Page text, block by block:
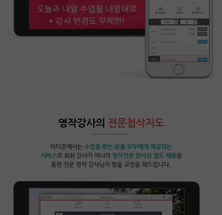
영작강사의 전문첨삭지도
이티폰에서는 수업을 받는 분들 모두에게 제공되는
서비스로 회화 강사가 아니라 영작전문 강사의 별도 채용을
통한 전문 영작 강사님이 맞춤 교정을 해드립니다.